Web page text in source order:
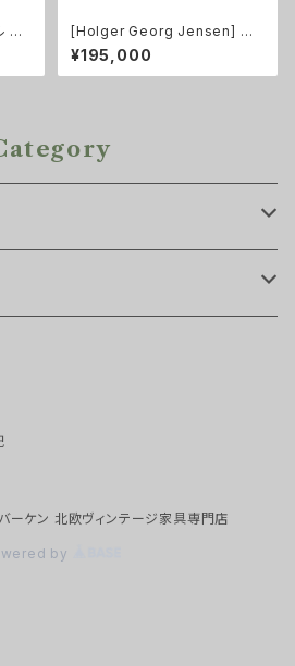
チ
[Holger Georg Jensen] コ
ーヒーテーブル 大 チーク
¥195,000
ケン 北欧ヴィンテージ家具専門店
by